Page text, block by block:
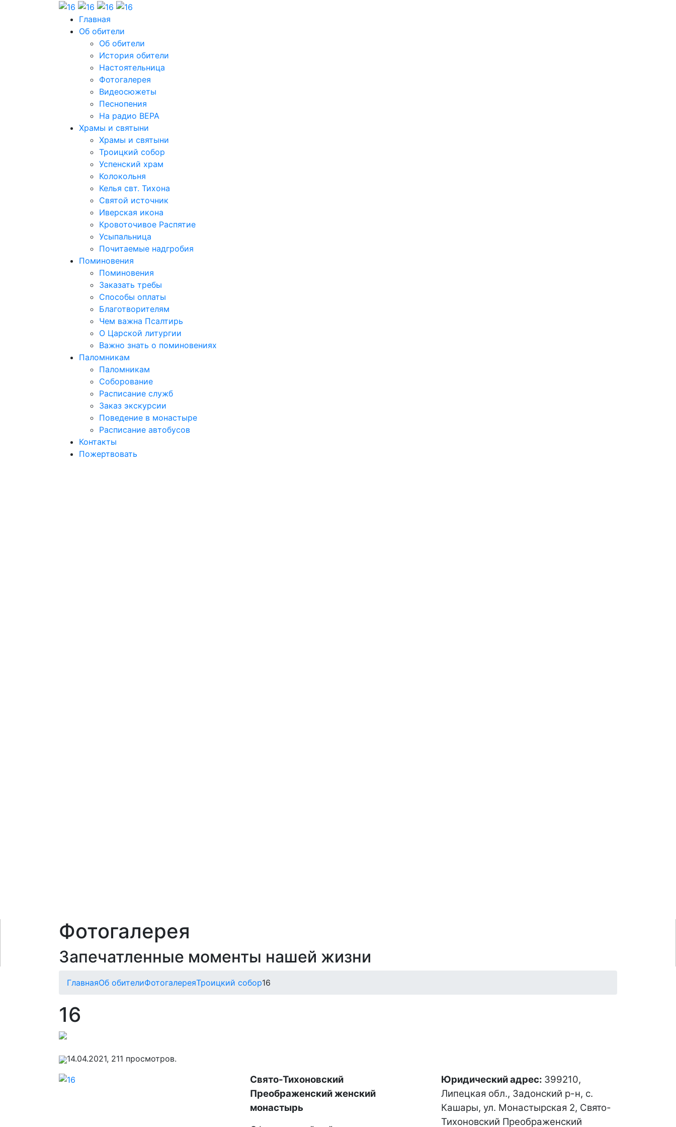
Главная
Об обители
Об обители
История обители
Настоятельница
Фотогалерея
Видеосюжеты
Песнопения
На радио ВЕРА
Храмы и святыни
Храмы и святыни
Троицкий собор
Успенский храм
Колокольня
Келья свт. Тихона
Святой источник
Иверская икона
Кровоточивое Распятие
Усыпальница
Почитаемые надгробия
Поминовения
Поминовения
Заказать требы
Способы оплаты
Благотворителям
Чем важна Псалтирь
О Царской литургии
Важно знать о поминовениях
Паломникам
Паломникам
Соборование
Расписание служб
Заказ экскурсии
Поведение в монастыре
Расписание автобусов
Контакты
Пожертвовать
Фотогалерея
Запечатленные моменты нашей жизни
ГлавнаяОб обителиФотогалереяТроицкий собор16
16
14.04.2021, 211 просмотров.
Свято-Тихоновский
Преображенский женский
монастырь
Юридический адрес: 399210,
Липецкая обл., Задонский р-н, с.
Кашары, ул. Монастырская 2, Свято-
Тихоновский Преображенский